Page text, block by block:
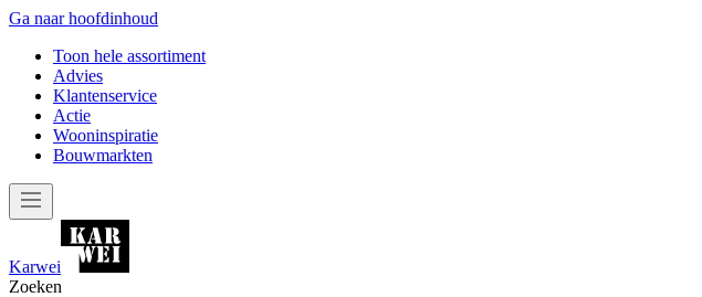
Ga naar hoofdinhoud
Toon hele assortiment
Advies
Klantenservice
Actie
Wooninspiratie
Bouwmarkten
Karwei
Zoeken